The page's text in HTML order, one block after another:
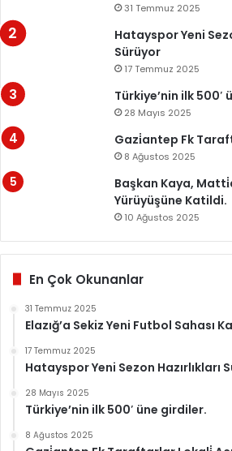
31 Temmuz 2025
Hatayspor Yeni
Sürüyor
17 Temmuz 2025
Türkiye’nin ilk 500′
28 Mayıs 2025
Gazi̇antep Fk
8 Ağustos 2025
Başkan Kaya,
Yürüyüşüne Katildi.
10 Ağustos 2025
En Çok Okunanlar
31 Temmuz 2025
Elazığ’a Sekiz Yeni Futbol Sahası
17 Temmuz 2025
Hatayspor Yeni Sezon Hazırlıkları
28 Mayıs 2025
Türkiye’nin ilk 500′ üne girdiler.
8 Ağustos 2025